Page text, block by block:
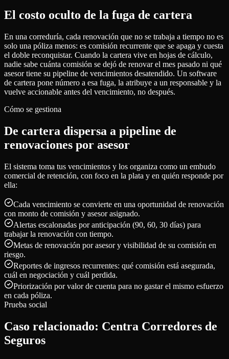
El costo oculto de la fuga de cartera
En una correduría, cada renovación que no se trabaja a tiempo no es
solo una póliza menos: es comisión recurrente que se apaga y cuesta
el doble reconquistar. Cuando la cartera vive en hojas de cálculo,
nadie sabe cuánta comisión se dejó de renovar el mes pasado ni qué
asesor tiene su pipeline de vencimientos desatendido. Un software
de cartera pone número a esa fuga, la atribuye a un responsable y la
vuelve accionable antes del vencimiento, no después.
Cómo se gestiona
De cartera dispersa a pipeline de
renovaciones por asesor
El sistema toma tus vencimientos y los organiza como un embudo
comercial de retención, con foco en la plata y en quién responde por
ella:
Cada vencimiento se convierte en una oportunidad de renovación
con monto de comisión y asesor asignado.
Alertas escalonadas por anticipación (90, 60, 30 días) para
trabajar la renovación con tiempo.
Metas de renovación por asesor y visibilidad de su comisión en
riesgo.
Reportes de ingresos recurrentes: qué comisión está asegurada,
cuál en negociación y cuál perdida.
Priorización por valor de cuenta para no gastar el mismo esfuerzo
en cada póliza.
Prueba social
Caso relacionado: Centra Corredores de
Seguros